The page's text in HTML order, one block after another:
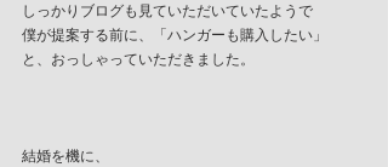
しっかりブログも見ていただいていたようで
僕が提案する前に、「ハンガーも購入したい」
と、おっしゃっていただきました。
結婚を機に、